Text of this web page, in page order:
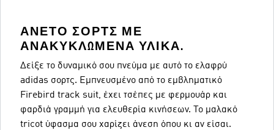
ΆΝΕΤΟ ΣΟΡΤΣ ΜΕ
ΑΝΑΚΥΚΛΩΜΈΝΑ ΥΛΙΚΆ.
Δείξε το δυναμικό σου πνεύμα με αυτό το ελαφρύ
adidas σορτς. Εμπνευσμένο από το εμβληματικό
Firebird track suit, έχει τσέπες με φερμουάρ και
φαρδιά γραμμή για ελευθερία κινήσεων. Το μαλακό
tricot ύφασμα σου χαρίζει άνεση όπου κι αν είσαι.